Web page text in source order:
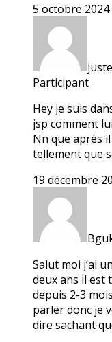
5 octobre 2024
Participant
Hey je suis
jsp comment
Nn que après
tellement que
19 décembre
Salut moi j’ai
deux ans il est
depuis 2-3
parler donc je
dire sachant